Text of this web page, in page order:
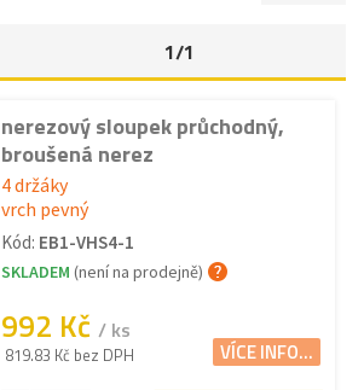
1/1
nerezový sloupek průchodný,
broušená nerez
4 držáky
vrch pevný
Kód: EB1-VHS4-1
SKLADEM (není na prodejně)
992 Kč / ks
819.83 Kč bez DPH VÍCE INFO...